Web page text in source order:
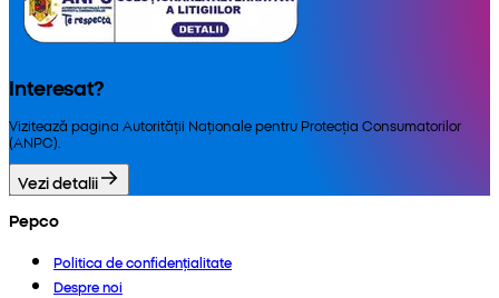
Interesat?
Vizitează pagina Autorității Naționale pentru Protecția Consumatorilor
(ANPC).
Vezi detalii
Pepco
Politica de confidențialitate
Despre noi